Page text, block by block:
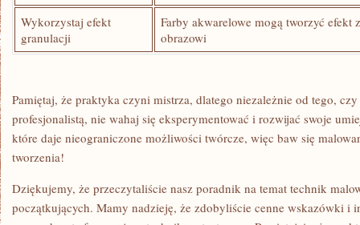
Wykorzystaj efekt
granulacji
Farby akwarelowe mogą tworzyć
obrazowi
Pamiętaj, że praktyka czyni mistrza, dlatego niezależnie od tego,
profesjonalistą, nie wahaj się eksperymentować i rozwijać swoje
które daje ‍nieograniczone możliwości twórcze, więc baw się
tworzenia!
Dziękujemy,‌ że przeczytaliście nasz poradnik‍ na⁢ temat technik
początkujących. Mamy nadzieję, że zdobyliście cenne wskazówki i